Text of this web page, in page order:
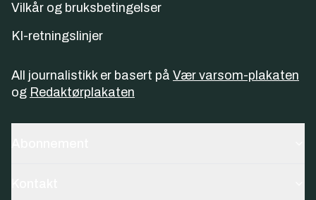
Vilkår og bruksbetingelser
KI-retningslinjer
All journalistikk er basert på Vær varsom-plakaten
og Redaktørplakaten